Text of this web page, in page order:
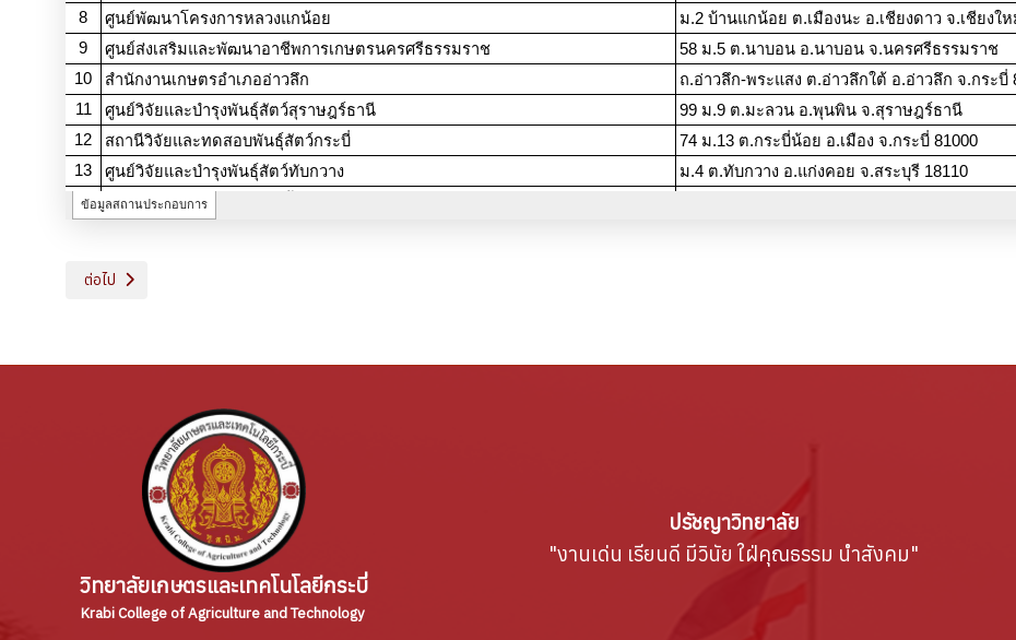
เนื้อหาถัดไป: รายงานผลการดำเนินงานประจำปี
ต่อไป
วิทยาลัยเกษตรและเทคโนโลยีกระบี่
Krabi College of Agriculture and Technology
ปรัชญาวิทยาลัย
"งานเด่น เรียนดี มีวินัย ใฝ่คุณธรรม นำสังคม"